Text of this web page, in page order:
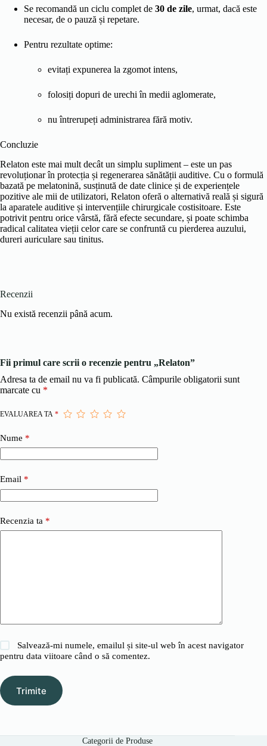
Se recomandă un ciclu complet de 30 de zile, urmat, dacă este
necesar, de o pauză și repetare.
Pentru rezultate optime:
evitați expunerea la zgomot intens,
folosiți dopuri de urechi în medii aglomerate,
nu întrerupeți administrarea fără motiv.
Concluzie
Relaton este mai mult decât un simplu supliment – este un pas
revoluționar în protecția și regenerarea sănătății auditive. Cu o formulă
bazată pe melatonină, susținută de date clinice și de experiențele
pozitive ale mii de utilizatori, Relaton oferă o alternativă reală și sigură
la aparatele auditive și intervențiile chirurgicale costisitoare. Este
potrivit pentru orice vârstă, fără efecte secundare, și poate schimba
radical calitatea vieții celor care se confruntă cu pierderea auzului,
dureri auriculare sau tinitus.
Recenzii
Nu există recenzii până acum.
Fii primul care scrii o recenzie pentru „Relaton”
Adresa ta de email nu va fi publicată. Câmpurile obligatorii sunt
marcate cu *
EVALUAREA TA *
Nume *
Email *
Recenzia ta *
Salvează-mi numele, emailul și site-ul web în acest navigator
pentru data viitoare când o să comentez.
Trimite
Categorii de Produse